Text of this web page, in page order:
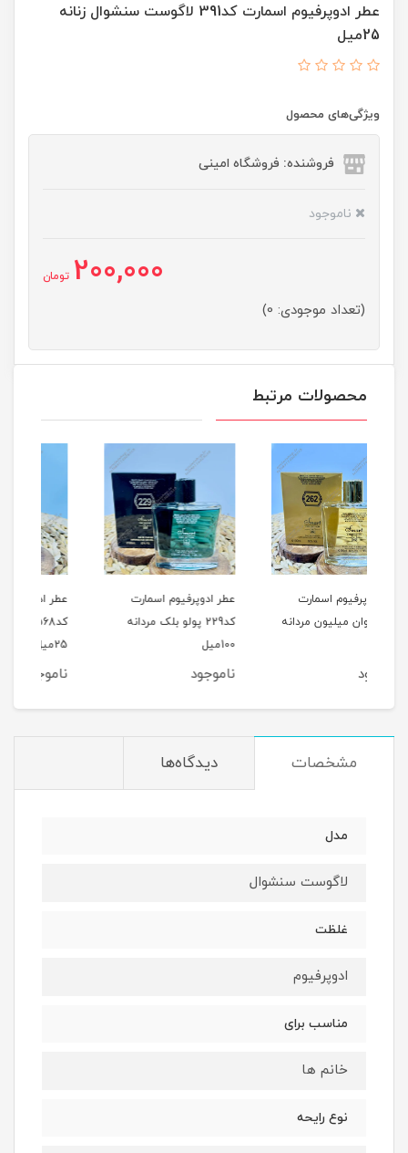
عطر ادوپرفیوم اسمارت کد391 لاگوست سنشوال زنانه
25میل
ویژگی‌های محصول
فروشنده: فروشگاه امینی
ناموجود
200,000 تومان
(تعداد موجودی: 0)
محصولات مرتبط
عطر ادوپرفیوم اسمارت
کد229 پولو بلک مردانه
عطر ادوپرفیوم اسمارت
کد568 لانکوم آیدول زنانه
مشخصات دیدگاه‌ها
مدل
لاگوست سنشوال
غلظت
ادوپرفیوم
مناسب برای
خانم ها
نوع رایحه